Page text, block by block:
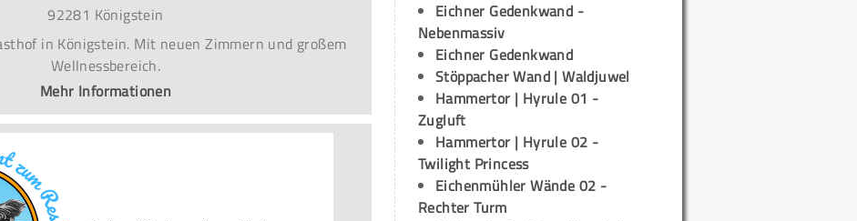
92281 Königstein
in Königstein. Mit neuen Zimmern und großem
Wellnessbereich.
Mehr Informationen
Eichner Gedenkwand -
Nebenmassiv
Eichner Gedenkwand
Stöppacher Wand | Waldjuwel
Hammertor | Hyrule 01 -
Zugluft
Hammertor | Hyrule 02 -
Twilight Princess
Eichenmühler Wände 02 -
Rechter Turm